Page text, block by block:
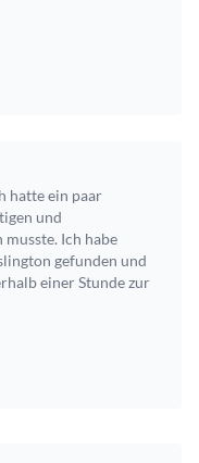
hatte ein paar
und
Ich habe
gefunden und
einer Stunde zur